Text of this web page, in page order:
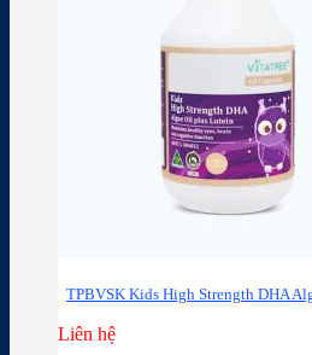
TPBVSK Kids High Strength DHA
Liên hệ